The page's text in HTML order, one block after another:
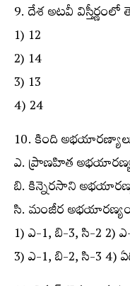
9. దేశ అటవీ
1) 12
2) 14
3) 13
4) 24
10. కింది
ఎ. ప్రాణహిత
బి. కిన్నెరసాని
సి. మంజీర
1) ఎ-1, బి-3, సి-2 2)
3) ఎ-1, బి-2, సి-3 4)